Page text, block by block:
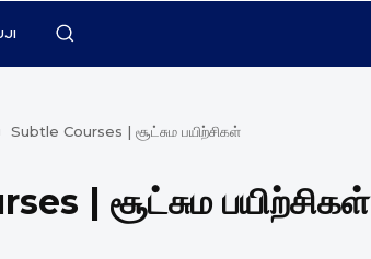
Subtle Courses | சூட்சும பயிற்சிகள்
| சூட்சும பயிற்சிகள்